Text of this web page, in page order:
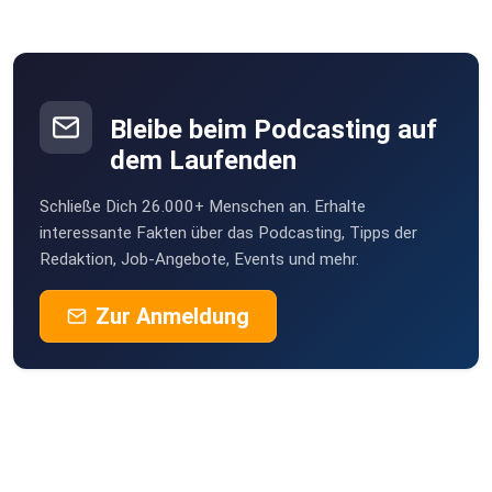
Gast: Rozalija Gregurek
Host: Eva Mandl
Podcast: Werbelust – der Podcast aus der Branche
für die Branche
Ein Podcast der Fachgruppe Werbung und
Marktkommunikation der
Wirtschaftskammer Wien
Bleibe beim Podcasting auf
dem Laufenden
Schließe Dich 26.000+ Menschen an. Erhalte
interessante Fakten über das Podcasting, Tipps der
Redaktion, Job-Angebote, Events und mehr.
Zur Anmeldung